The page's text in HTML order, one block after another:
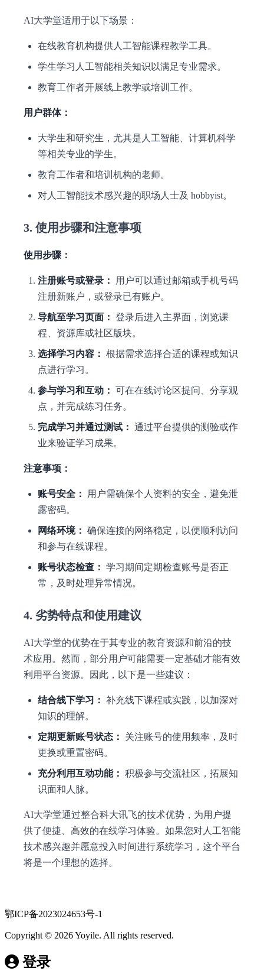
AI大学堂适用于以下场景：
在线教育机构提供人工智能课程教学工具。
学生学习人工智能相关知识以满足专业需求。
教育工作者开展线上教学或培训工作。
用户群体：
大学生和研究生，尤其是人工智能、计算机科学
等相关专业的学生。
教育工作者和培训机构的老师。
对人工智能技术感兴趣的职场人士及 hobbyist。
3. 使用步骤和注意事项
使用步骤：
注册账号或登录：
用户可以通过邮箱或手机号码
注册新账户，或登录已有账户。
导航至学习页面： 登录后进入主界面，浏览课
程、资源库或社区版块。
选择学习内容： 根据需求选择合适的课程或知识
点进行学习。
参与学习和互动： 可在在线讨论区提问、分享观
点，并完成练习任务。
完成学习并通过测试： 通过平台提供的测验或作
业来验证学习成果。
注意事项：
账号安全：
用户需确保个人资料的安全，避免泄
露密码。
网络环境： 确保连接的网络稳定，以便顺利访问
和参与在线课程。
账号状态检查： 学习期间定期检查账号是否正
常，及时处理异常情况。
4. 劣势特点和使用建议
AI大学堂的优势在于其专业的教育资源和前沿的技
术应用。然而，部分用户可能需要一定基础才能有效
利用平台资源。因此，以下是一些建议：
结合线下学习： 补充线下课程或实践，以加深对
知识的理解。
定期更新账号状态：
关注账号的使用频率，及时
更换或重置密码。
充分利用互动功能： 积极参与交流社区，拓展知
识面和人脉。
AI大学堂通过整合科大讯飞的技术优势，为用户提
供了便捷、高效的在线学习体验。如果您对人工智能
技术感兴趣并愿意投入时间进行系统学习，这个平台
将是一个理想的选择。
鄂ICP备2023024653号-1
Copyright © 2026 Yoyile. All rights reserved.
登录